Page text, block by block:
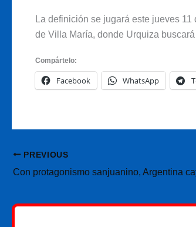
La definición se jugará este jueves
de Villa María, donde Urquiza
Compártelo:
Facebook WhatsApp
PREVIOUS